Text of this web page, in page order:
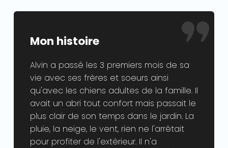
Mon histoire
Alvin a passé les 3 premiers mois de sa
vie avec ses frères et soeurs ainsi
qu'avec les chiens adultes de la famille. Il
avait un abri tout confort mais passait le
plus clair de son temps dans le jardin. La
pluie, la neige, le vent, rien ne l'arrêtait
pour profiter de l'extérieur. Il n'a